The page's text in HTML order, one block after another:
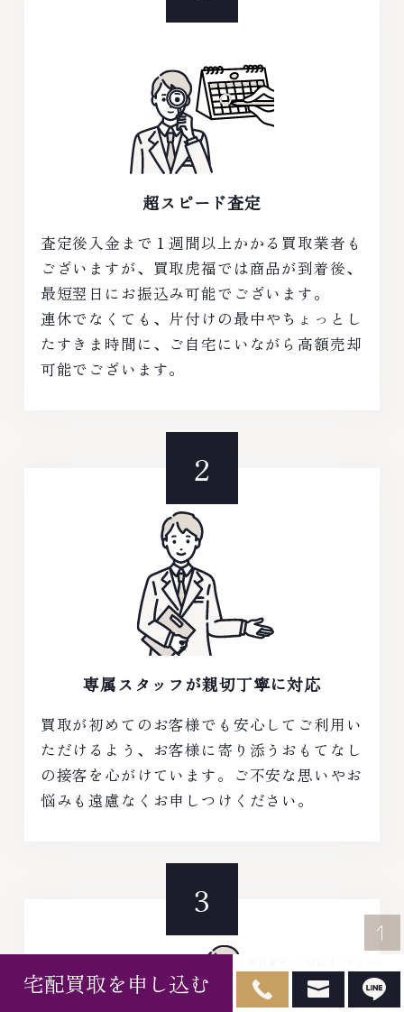
超スピード査定
査定後入金まで１週間以上かかる買取業者も
ございますが、買取虎福では商品が到着後、
最短翌日にお振込み可能でございます。
連休でなくても、片付けの最中やちょっとし
たすきま時間に、ご自宅にいながら高額売却
可能でございます。
専属スタッフが親切丁寧に対応
買取が初めてのお客様でも安心してご利用い
ただけるよう、お客様に寄り添うおもてなし
の接客を心がけています。ご不安な思いやお
悩みも遠慮なくお申しつけください。
宅配買取を申し込む